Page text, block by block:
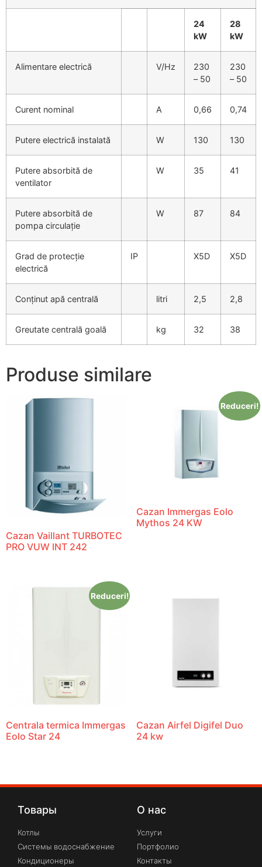
24
kW
28
kW
Alimentare electrică V/Hz
230
– 50
230
– 50
Curent nominal A 0,66 0,74
Putere electrică instalată W 130 130
Putere absorbită de
ventilator
W 35 41
Putere absorbită de
pompa circulație
W 87 84
Grad de protecție
electrică
IP X5D X5D
Conținut apă centrală litri 2,5 2,8
Greutate centrală goală kg 32 38
Produse similare
Cazan Vaillant TURBOTEC
PRO VUW INT 242
Reduceri!
Cazan Immergas Eolo
Mythos 24 KW
Reduceri!
Centrala termica Immergas
Eolo Star 24
Cazan Airfel Digifel Duo
24 kw
Товары
Котлы
Системы водоснабжение
Кондиционеры
О нас
Услуги
Портфолио
Контакты